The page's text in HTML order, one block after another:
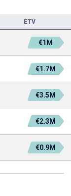
ETV
€1M
€1.7M
€3.5M
€2.3M
€0.9M